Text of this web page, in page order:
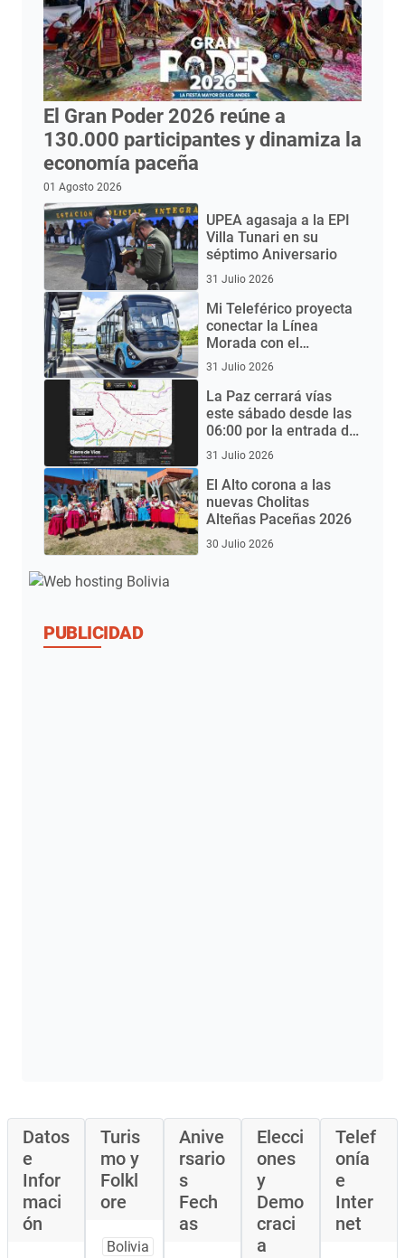
El Gran Poder 2026 reúne a
130.000 participantes y dinamiza la
economía paceña
01 Agosto 2026
UPEA agasaja a la EPI
Villa Tunari en su
séptimo Aniversario
31 Julio 2026
Mi Teleférico proyecta
conectar la Línea
Morada con el
Aeropuerto de El Alto
eléctricos
31 Julio 2026
La Paz cerrará vías
este sábado desde las
06:00 por la entrada del
Gran Poder 2026
31 Julio 2026
El Alto corona a las
nuevas Cholitas
Alteñas Paceñas 2026
30 Julio 2026
PUBLICIDAD
Datos
e
Infor
maci
ón
Turis
mo y
Folkl
ore
Bolivia
Anive
rsario
s
Fech
as
Elecci
ones
y
Demo
craci
a
Telef
onía
e
Inter
net